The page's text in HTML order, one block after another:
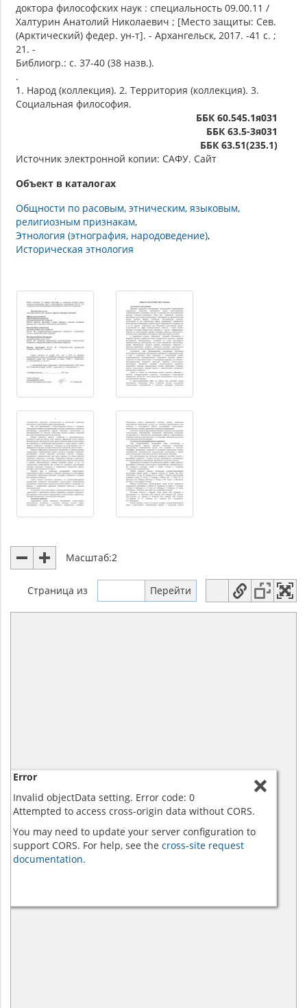
доктора философских наук : специальность 09.00.11 /
Халтурин Анатолий Николаевич ; [Место защиты: Сев.
(Арктический) федер. ун-т]. - Архангельск, 2017. -41 с. ;
21. -
Библиогр.: с. 37-40 (38 назв.).
.
1. Народ (коллекция). 2. Территория (коллекция). 3.
Социальная философия.
ББК 60.545.1я031
ББК 63.5-3я031
ББК 63.51(235.1)
Источник электронной копии: САФУ. Сайт
Объект в каталогах
Общности по расовым, этническим, языковым,
религиозным признакам
Этнология (этнография, народоведение)
Историческая этнология
Масштаб:2
Страница из
Error
Invalid objectData setting. Error code: 0
Attempted to access cross-origin data without CORS.
You may need to update your server configuration to
support CORS. For help, see the cross-site request
documentation.